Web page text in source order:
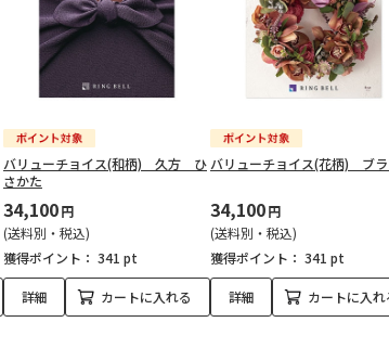
バリューチョイス(和柄) 久方 ひ
さかた
34,100円
(送料別・税込)
獲得ポイント： 341 pt
詳細 カートに入れる
バリューチョイス(花柄) ブ
34,100円
(送料別・税込)
獲得ポイント： 341 pt
詳細 カートに入れ